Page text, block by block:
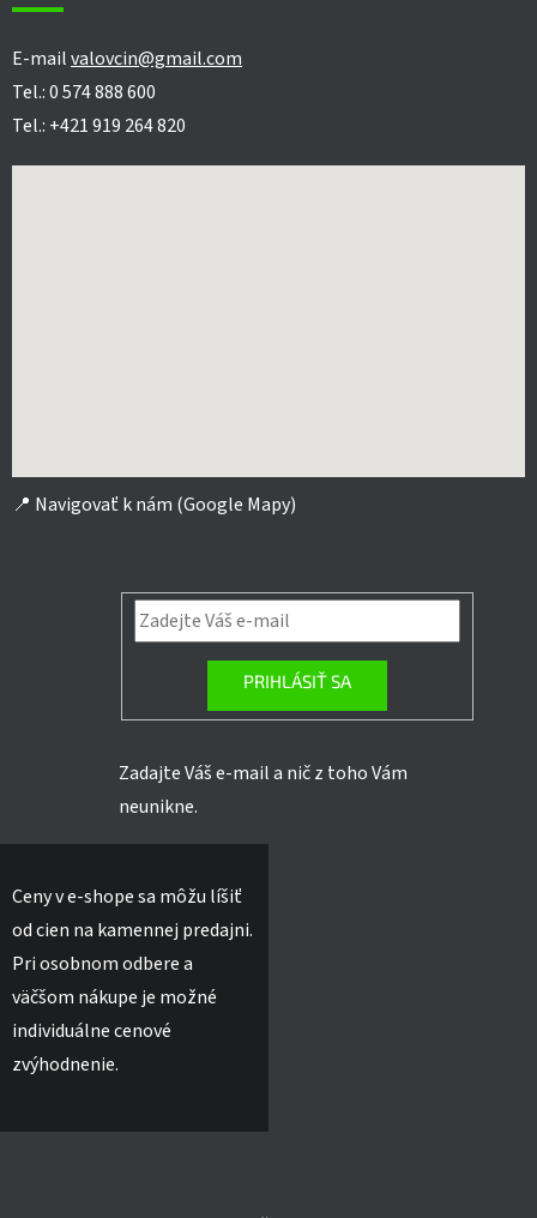
E-mailvalovcin@gmail.com
Tel.: 0 574 888 600
Tel.: +421 919 264 820
📍 Navigovať k nám (Google Mapy)
PRIHLÁSIŤ SA
Zadajte Váš e-mail a nič z toho Vám
neunikne.
Ceny v e-shope sa môžu líšiť
od cien na kamennej predajni.
Pri osobnom odbere a
väčšom nákupe je možné
individuálne cenové
zvýhodnenie.